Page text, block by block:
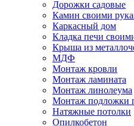
Дорожки садовые
Камин своими
Каркасный дом
Кладка печи
Крыша из
МДФ
Монтаж кровли
Монтаж ламината
Монтаж линолеума
Монтаж подложки
Натяжные потолки
Опилкобетон